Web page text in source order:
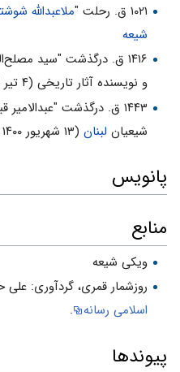
۱۰۲۱ ق. رحلت "
ملاعبداللَّه
شیعه
۱۴۱۶ ق. درگذشت "سید
و نویسنده آثار تاریخی (۴ تیر ۱۳۷۴ ش)
۱۴۴۳ ق. درگذشت
شیعیان لبنان(۱۳ شهریور ۱۴۰۰ ش)
پانویس
منابع
ویکی شیعه
روزشمار قمرى، گردآورى: على
اسلامى رسانه
.
پیوندها